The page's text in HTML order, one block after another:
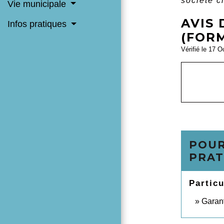
Vie municipale
Infos pratiques
AVIS
Vérifié le 17